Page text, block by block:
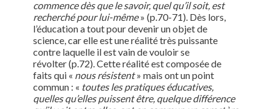
commence dès que le savoir, quel qu’il soit, est
recherché pour lui-même» (p.70-71). Dès lors,
l’éducation a tout pour devenir un objet de
science, car elle est une réalité très puissante
contre laquelle il est vain de vouloir se
révolter (p.72). Cette réalité est composée de
faits qui « nous résistent» mais ont un point
commun : « toutes les pratiques éducatives,
quelles qu’elles puissent être, quelque différence